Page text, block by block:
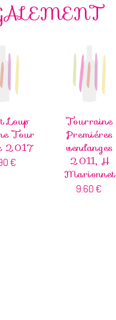
Loup
Tour
2017
€
Tourraine
Premiéres
vendanges
2011, H
Marionnet
9.60 €